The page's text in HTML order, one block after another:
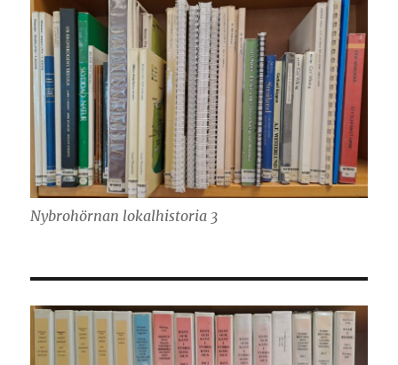
Nybrohörnan lokalhistoria 3